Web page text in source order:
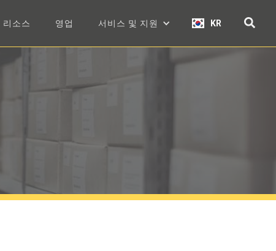
리소스 영업 서비스 및 지원 KR